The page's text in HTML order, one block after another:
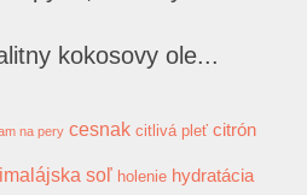
kokosovy ole...
na pery cesnak citlivá pleť citrón
soľ holenie hydratácia